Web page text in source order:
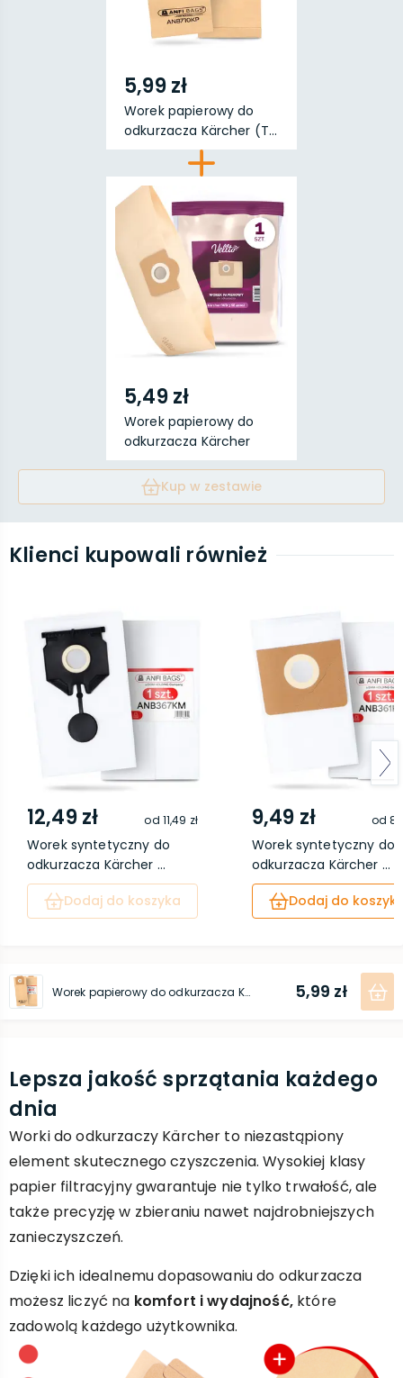
5,99 zł
Worek papierowy do
odkurzacza Kärcher (T...
5,49 zł
Worek papierowy do
odkurzacza Kärcher
(W...
Kup w zestawie
Klienci kupowali również
12,49 zł od 11,49 zł
Worek syntetyczny do
odkurzacza Kärcher ...
Dodaj do koszyka
9,49 zł od
Worek syntetyczny do
odkurzacza Kärcher ...
Dodaj do
Worek papierowy do odkurzacza Kärcher (T 7/1 T 10/1) 5,99 zł
Lepsza jakość sprzątania każdego
dnia
Worki do odkurzaczy Kärcher to niezastąpiony
element skutecznego czyszczenia. Wysokiej klasy
papier filtracyjny gwarantuje nie tylko trwałość, ale
także precyzję w zbieraniu nawet najdrobniejszych
zanieczyszczeń.
Dzięki ich idealnemu dopasowaniu do odkurzacza
możesz liczyć na komfort i wydajność,które
zadowolą każdego użytkownika.